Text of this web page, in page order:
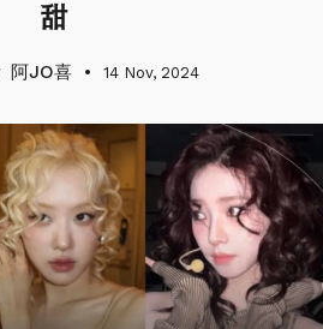
甜
阿JO喜 14 Nov, 2024